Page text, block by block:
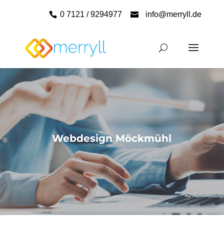
0 7121 / 9294977 info@merryll.de
Webdesign Möckmühl